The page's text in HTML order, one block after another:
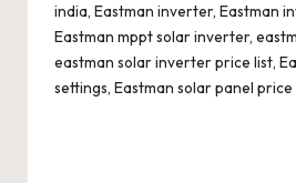
india, Eastman inverter, Eastman
Eastman mppt solar inverter,
eastman solar inverter price list,
settings, Eastman solar panel price